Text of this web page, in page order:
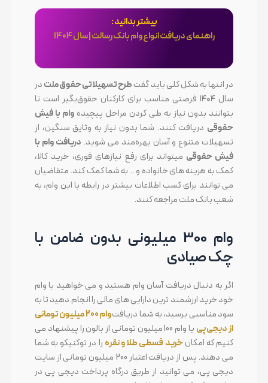
بیشتر بدانید :
راهنمای دریافت انواع وام بانک رسالت | سال 1404
در انتها به شکل کلی باید گفتطرح تسهیلاتی حقوق ملتدر
سال ۱۴۰۴ فرصتی مناسب برای کارکنان حقوق‌بگیر است تا
بتوانند بدون نیاز به طی کردن مراحل پیچیده وام با فیش
حقوقی دریافت کنند. شما بدون نیاز به وثایق سنگین، از
تسهیلات متنوع و آسان بهره‌مند می شوید. دریافت وام با
فیش حقوقی میتواند برای رفع نیازهای فوری، خرید کالا،
کمک به هزینه های خانواده و .. به شما کمک کند. متقاضیان
می توانند برای کسب اطلاعات بیشتر در رابطه با این وام، به
شعب بانک ملت مراجعه کنند.
وام 300 میلیونی بدون ضامن با
چک صیادی
اگر به دنبال دریافت آسان وام هستید و می خواهید با وام
خود خرید ارزشمند ترین دارایی های مالی را انجام دهید تا به
سود مناسبی برسید، به شما دریافت
وام 200 میلیون تومانی
از دیجی پی
یا وام 100 میلیون تومانی از بالون را پیشنهاد می
کنیم که امکانخرید قسطی طلا و نقره را در توکنیکو به شما
می دهند. پس از دریافت اعتبار 200 میلیون تومانی از سایت
دیجی پی، می توانید از طریق درگاه پرداخت دیجی پی در